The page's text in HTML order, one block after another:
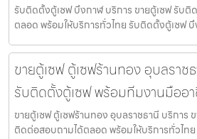
รับติดตั้งตู้เซฟ บึงกาฬ บริการ ขายตู้เซฟ รับ
ตลอด พร้อมให้บริการทั่วไทย รับติดตั้งตู้เซฟ บึ
ขายตู้เซฟ ตู้เซฟร้านทอง อุบลราช
รับติดตั้งตู้เซฟ พร้อมทีมงานมืออ
ขายตู้เซฟ ตู้เซฟร้านทอง อุบลราชธานี บริการ
ติดต่อสอบถามได้ตลอด พร้อมให้บริการทั่วไทย